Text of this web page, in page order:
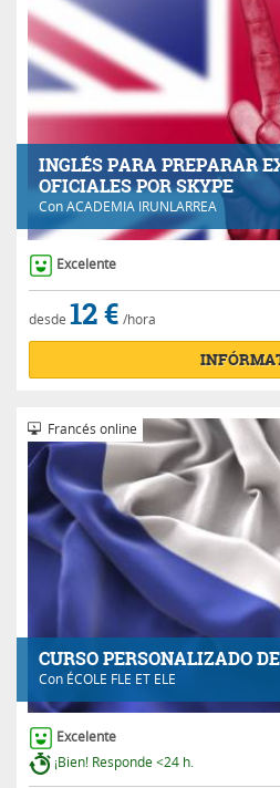
INGLÉS PARA PREPARAR
OFICIALES POR SKYPE
ConACADEMIA IRUNLARREA
Excelente
desde 12 € /hora
CURSO PERSONALIZADO
Con ÉCOLE FLE ET ELE
Francés online
Excelente
¡Bien! Responde <24 h.